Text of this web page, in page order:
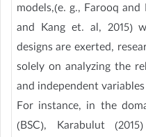
models,(e. g., Farooq and
and Kang et. al, 2015)
designs are exerted,
solely on analyzing the
and independent
For instance, in the
(BSC), Karabulut